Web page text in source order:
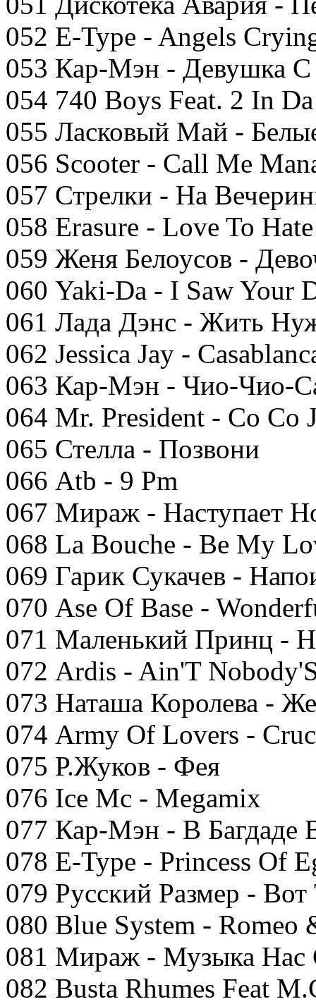
052 E-Type - Angels
053 Кар-Мэн - Девушка С
054 740 Boys Feat. 2 In
055 Ласковый Май -
056 Scooter - Call Me
057 Стрелки - На
058 Erasure - Love To
059 Женя Белоусов -
060 Yaki-Da - I Saw Your
061 Лада Дэнс - Жить
062 Jessica Jay -
063 Кар-Мэн - Чио-Чио-
064 Mr. President - Co Co
065 Стелла - Позвони
066 Atb - 9 Pm
067 Мираж - Наступает
068 La Bouche - Be My
069 Гарик Сукачев -
070 Ase Of Base -
071 Маленький Принц -
072 Ardis - Ain'T
073 Наташа Королева -
074 Army Of Lovers -
075 Р.Жуков - Фея
076 Ice Mc - Megamix
077 Кар-Мэн - В Багдаде
078 E-Type - Princess Of
079 Русский Размер - Вот
080 Blue System - Romeo
081 Мираж - Музыка Нас
082 Busta Rhumes Feat